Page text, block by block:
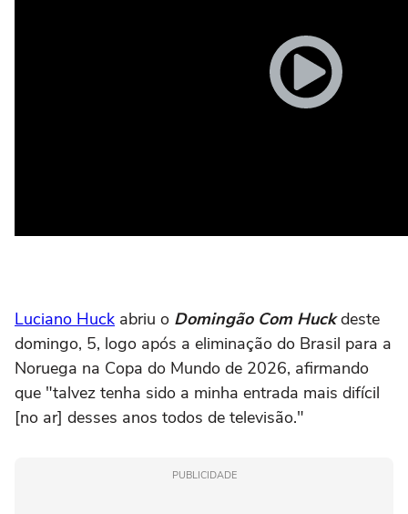
Luciano Huck abriu o Domingão Com Huckdeste
domingo, 5, logo após a eliminação do Brasil para a
Noruega na Copa do Mundo de 2026, afirmando
que "talvez tenha sido a minha entrada mais difícil
[no ar] desses anos todos de televisão."
PUBLICIDADE